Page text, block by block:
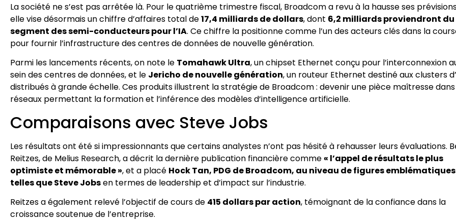
La société ne s’est pas arrêtée là. Pour le quatrième trimestre fiscal, Broadcom a revu à la hausse ses
elle vise désormais un chiffre d’affaires total de17,4 milliards de dollars, dont 6,2 milliards proviendront du
segment des semi-conducteurs pour l’IA. Ce chiffre la positionne comme l’un des acteurs clés dans la
pour fournir l’infrastructure des centres de données de nouvelle génération.
Parmi les lancements récents, on note le Tomahawk Ultra, un chipset Ethernet conçu pour l’interconnexion
sein des centres de données, et le Jericho de nouvelle génération, un routeur Ethernet destiné aux clusters
distribués à grande échelle. Ces produits illustrent la stratégie de Broadcom : devenir une pièce maîtresse
réseaux permettant la formation et l’inférence des modèles d’intelligence artificielle.
Comparaisons avec Steve Jobs
Les résultats ont été si impressionnants que certains analystes n’ont pas hésité à rehausser leurs évaluations.
Reitzes, de Melius Research, a décrit la dernière publication financière comme « l’appel de résultats le plus
optimiste et mémorable », et a placé Hock Tan, PDG de Broadcom, au niveau de figures emblématiques
telles que Steve Jobsen termes de leadership et d’impact sur l’industrie.
Reitzes a également relevé l’objectif de cours de 415 dollars par action, témoignant de la confiance dans la
croissance soutenue de l’entreprise.